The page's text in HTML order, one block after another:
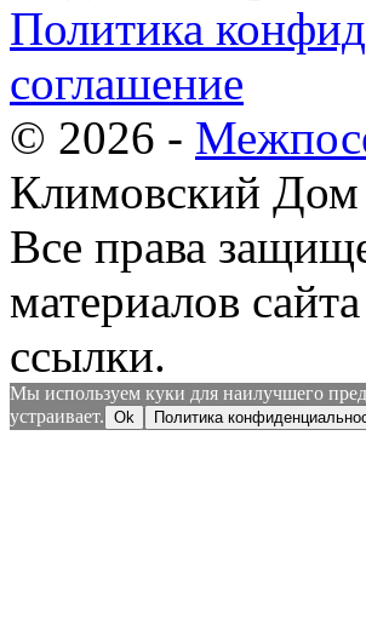
Политика
соглашение
© 2026 -
Климовский Дом
Все права
материалов
ссылки.
Мы используем куки для наилучшего
устраивает. Ok Политика